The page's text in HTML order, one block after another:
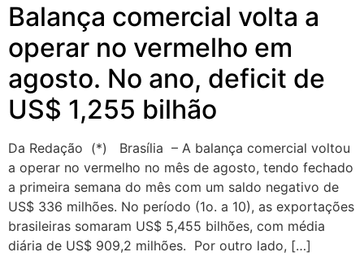
Balança comercial volta a
operar no vermelho em
agosto. No ano, deficit de
US$ 1,255 bilhão
Da Redação (*) Brasília – A balança comercial voltou
a operar no vermelho no mês de agosto, tendo fechado
a primeira semana do mês com um saldo negativo de
US$ 336 milhões. No período (1o. a 10), as exportações
brasileiras somaram US$ 5,455 bilhões, com média
diária de US$ 909,2 milhões. Por outro lado, […]